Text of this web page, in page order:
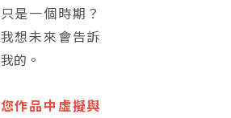
只是一個時期？
我想未來會告訴
我的。
您作品中虛擬與